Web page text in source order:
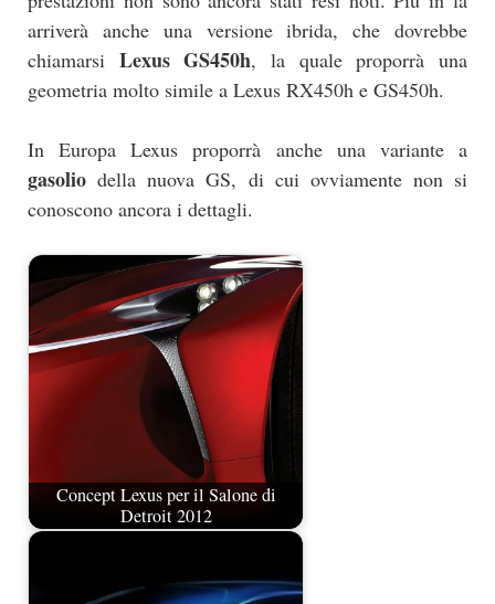
arriverà anche una versione ibrida, che dovrebbe
chiamarsi Lexus GS450h, la quale proporrà una
geometria molto simile a Lexus RX450h e GS450h.
In Europa Lexus proporrà anche una variante a
gasolio della nuova GS, di cui ovviamente non si
conoscono ancora i dettagli.
Concept Lexus per il Salone di
Detroit 2012